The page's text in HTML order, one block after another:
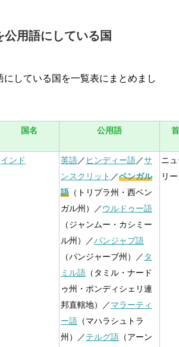
公用語にしている国
にしている国を一覧表にまとめまし
国名 公用語
インド 英語／ ヒンディー語／サ
ンスクリット ／ベンガル
語 （トリプラ州・西ベン
ガル州）／ウルドゥー語
（ジャンムー・カシミー
ル州）／パンジャブ語
（パンジャーブ州）／ タ
ミル語 （タミル・ナード
ゥ州・ポンディシェリ連
邦直轄地）／マラーティ
ー語 （マハラシュトラ
州）／テルグ語 （アーン
ニ
リー